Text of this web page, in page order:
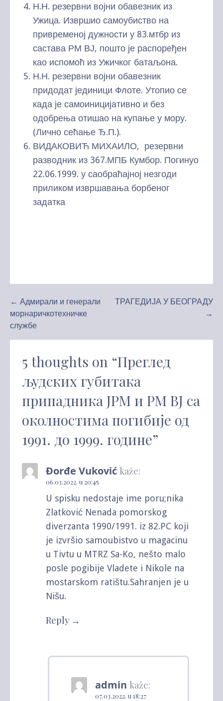
Н.Н. резервни војни обавезник из
Ужица. Извршио самоубиство на
привременој дужности у 83.мтбр из
састава РМ ВЈ, пошто је распоређен
као испомоћ из Ужичког батаљона.
Н.Н. резервни војни обавезник
придодат јединици Флоте. Утопио се
када је самоиницијативно и без
одобрења отишао на купање у мору.
(Лично сећање Ђ.П.).
ВИДАКОВИЋ МИХАИЛО, резервни
разводник из 367.МПБ Кумбор. Погинуо
22.06.1999. у саобраћајној незгоди
приликом извршавања борбеног
задатка
Kretanje
članka
← Адмирали и генерали
морнаричкотехничке
службе
ТРАГЕДИЈА У БЕОГРАДУ
→
5 thoughts on “Преглед
људских губитака
припадника ЈРМ и РМ ВЈ са
околностима погибије од
1991. до 1999. године”
Đorđe Vuković kaže:
06.03.2022. u 20:45
U spisku nedostaje ime poru;nika
Zlatković Nenada pomorskog
diverzanta 1990/1991. iz 82.PC koji
je izvršio samoubistvo u magacinu
u Tivtu u MTRZ Sa-Ko, nešto malo
posle pogibije Vladete i Nikole na
mostarskom ratištu.Sahranjen je u
Nišu.
Reply
admin kaže:
07.03.2022. u 18:27